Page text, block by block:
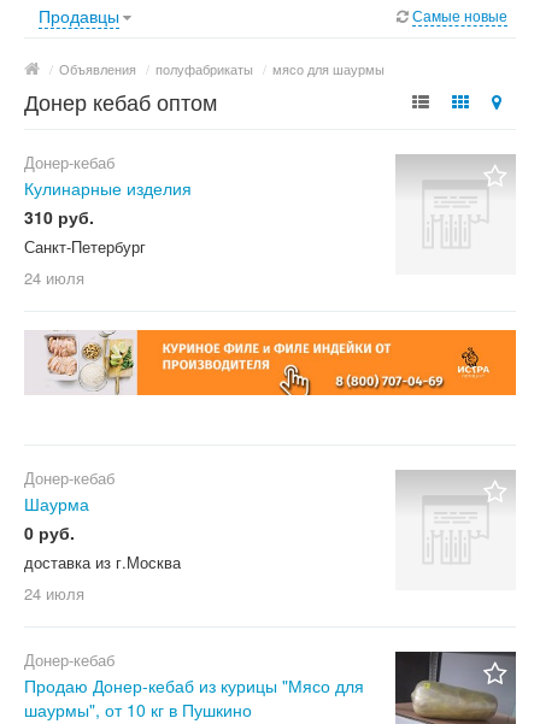
Продавцы Самые новые
/ Объявления / полуфабрикаты / мясо для шаурмы
Донер кебаб оптом
Донер-кебаб
Кулинарные изделия
310 руб.
Санкт-Петербург
24 июля
Донер-кебаб
Шаурма
0 руб.
доставка из г.Москва
24 июля
Донер-кебаб
Продаю Донер-кебаб из курицы "Мясо для
шаурмы", от 10 кг в Пушкино